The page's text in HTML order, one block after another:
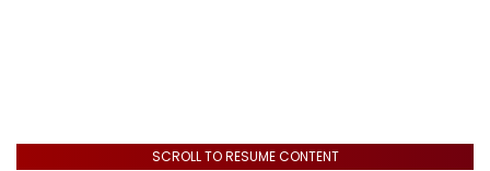
SCROLL TO RESUME CONTENT